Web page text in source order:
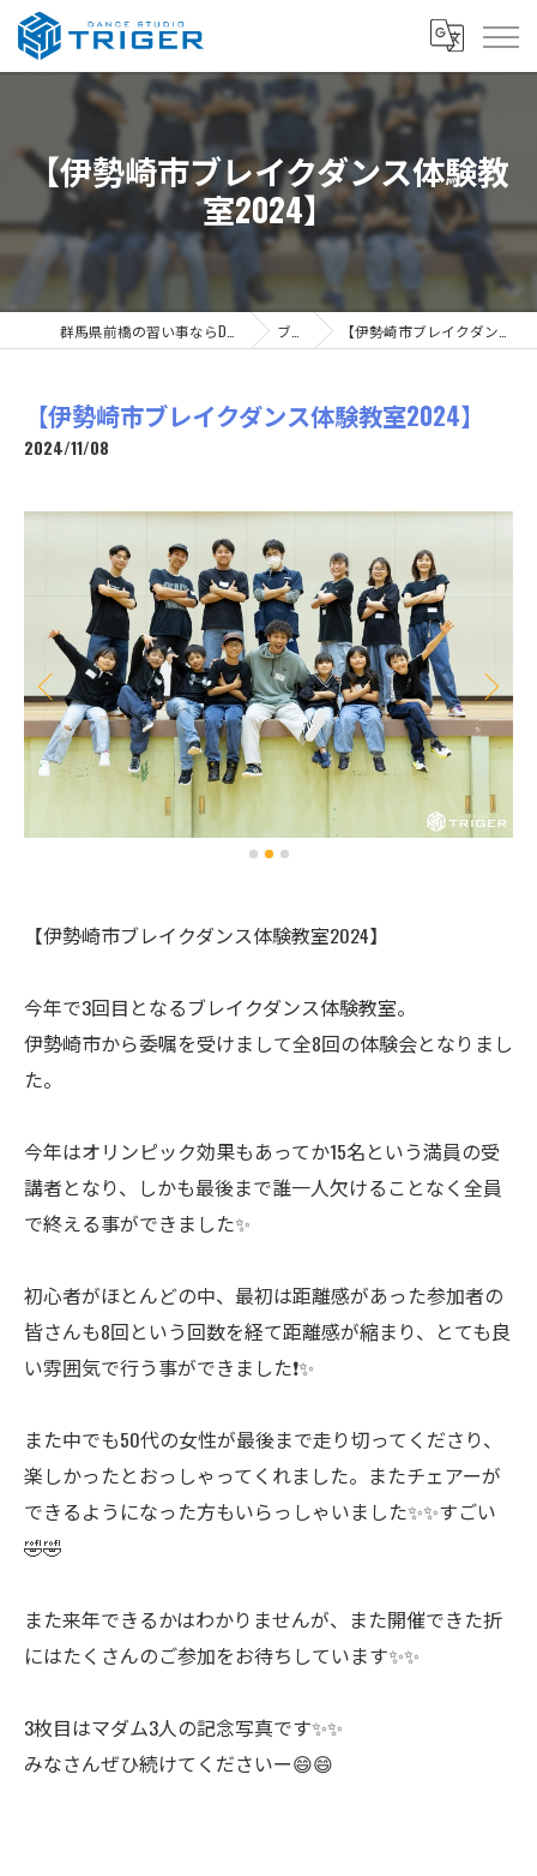
【伊勢崎市ブレイクダンス体験教
室2024】
ブログ 【伊勢崎市ブレイクダンス体験教室2024】
【伊勢崎市ブレイクダンス体験教室2024】
2024/11/08
【伊勢崎市ブレイクダンス体験教室2024】
今年で3回目となるブレイクダンス体験教室。
伊勢崎市から委嘱を受けまして全8回の体験会となりまし
た。
今年はオリンピック効果もあってか15名という満員の受
講者となり、しかも最後まで誰一人欠けることなく全員
で終える事ができました✨
初心者がほとんどの中、最初は距離感があった参加者の
皆さんも8回という回数を経て距離感が縮まり、とても良
い雰囲気で行う事ができました❗️✨
また中でも50代の女性が最後まで走り切ってくださり、
楽しかったとおっしゃってくれました。またチェアーが
できるようになった方もいらっしゃいました✨✨すごい
🤣🤣
また来年できるかはわかりませんが、また開催できた折
にはたくさんのご参加をお待ちしています✨✨
3枚目はマダム3人の記念写真です✨✨
みなさんぜひ続けてくださいー😄😄